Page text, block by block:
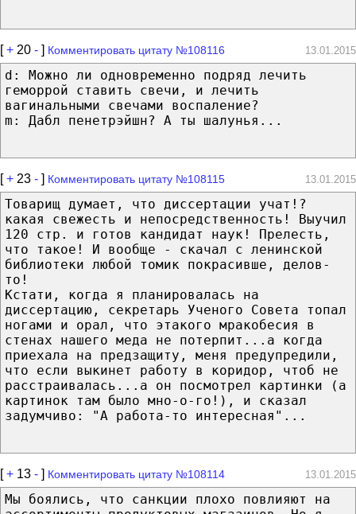
[+ 20 - ] Комментировать цитату №108116 13.01.2015
d: Можно ли одновременно подряд лечить
геморрой ставить свечи, и лечить
вагинальными свечами воспаление?
m: Дабл пенетрэйшн? А ты шалунья...
[+ 23 - ] Комментировать цитату №108115 13.01.2015
Товарищ думает, что диссертации учат!?
какая свежесть и непосредственность! Выучил
120 стр. и готов кандидат наук! Прелесть,
что такое! И вообще - скачал с ленинской
библиотеки любой томик покрасивше, делов-
то!
Кстати, когда я планировалась на
диссертацию, секретарь Ученого Совета топал
ногами и орал, что этакого мракобесия в
стенах нашего меда не потерпит...а когда
приехала на предзащиту, меня предупредили,
что если выкинет работу в коридор, чтоб не
расстраивалась...а он посмотрел картинки (а
картинок там было мно-о-го!), и сказал
задумчиво: "А работа-то интересная"...
[+ 13 - ] Комментировать цитату №108114 13.01.2015
Мы боялись, что санкции плохо повлияют на